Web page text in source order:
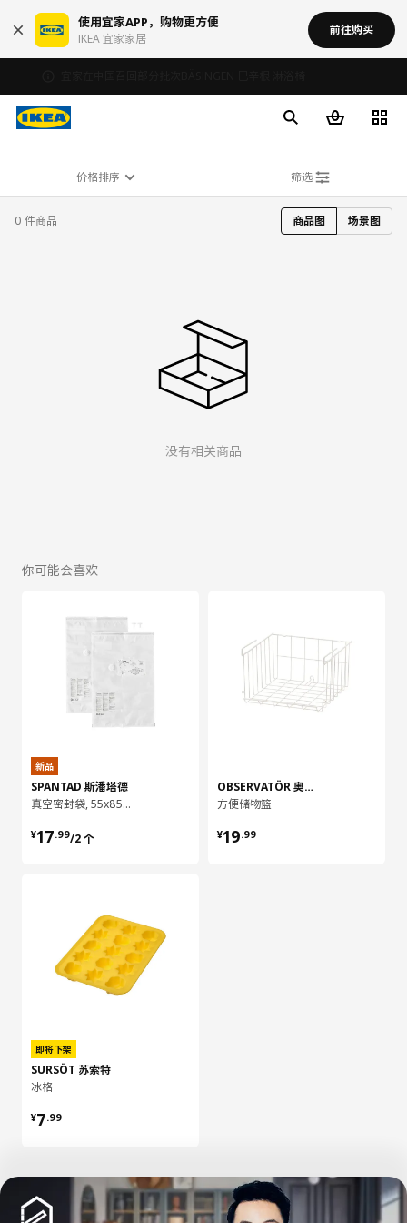
使用宜家APP，购物更方便
IKEA 宜家家居
前往购买
价格排序 筛选
0 件商品 商品图 场景图
没有相关商品
你可能会喜欢
新品
SPANTAD 斯潘塔德
真空密封袋, 55x85 厘米 2 个
¥17.99/2 个
¥ 17.99/2 个
即将下架
SURSÖT 苏索特
冰格
¥7.99
¥ 7.99
OBSERVATÖR 奥维特
方便储物篮
¥19.99
¥ 19.99
加载更多内容